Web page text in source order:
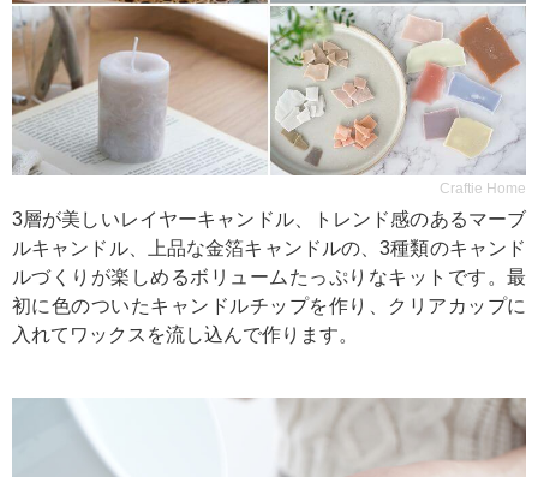
Craftie Home
3層が美しいレイヤーキャンドル、トレンド感のあるマーブ
ルキャンドル、上品な金箔キャンドルの、3種類のキャンド
ルづくりが楽しめるボリュームたっぷりなキットです。最
初に色のついたキャンドルチップを作り、クリアカップに
入れてワックスを流し込んで作ります。